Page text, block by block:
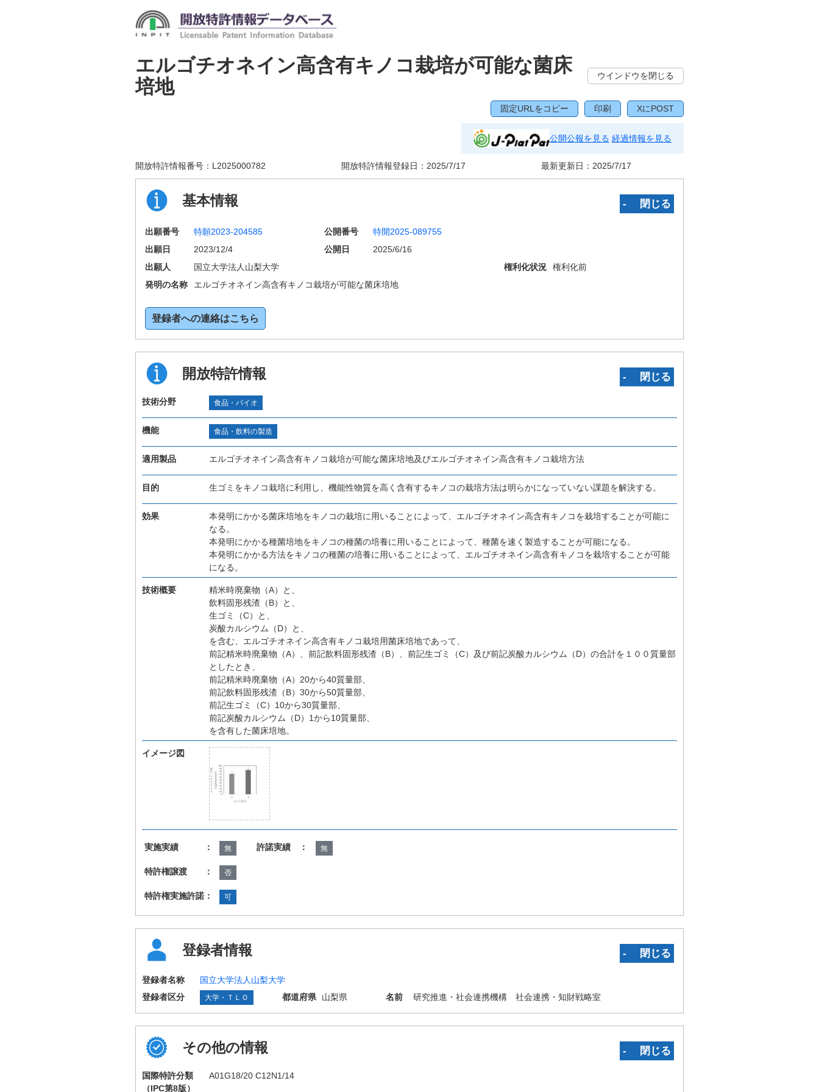
エルゴチオネイン高含有キノコ栽培が可能な菌床
培地
ウインドウを閉じる
固定URLをコピー 印刷 XにPOST
公開公報を見る 経過情報を見る
開放特許情報番号： L2025000782 開放特許情報登録日： 2025/7/17 最新更新日： 2025/7/17
基本情報 ‐ 閉じる
出願番号 特願2023-204585 公開番号
特開2025-089755
出願日
2023/12/4 公開日
2025/6/16
出願人
国立大学法人山梨大学 権利化状況
権利化前
発明の名称
エルゴチオネイン高含有キノコ栽培が可能な菌床培地
登録者への連絡はこちら
開放特許情報 ‐ 閉じる
技術分野 食品・バイオ
機能 食品・飲料の製造
適用製品 エルゴチオネイン高含有キノコ栽培が可能な菌床培地及びエルゴチオネイン高含有キノコ栽培方法
目的 生ゴミをキノコ栽培に利用し、機能性物質を高く含有するキノコの栽培方法は明らかになっていない課題を解決する。
効果
本発明にかかる菌床培地をキノコの栽培に用いることによって、エルゴチオネイン高含有キノコを栽培することが可能に
なる。
本発明にかかる種菌培地をキノコの種菌の培養に用いることによって、種菌を速く製造することが可能になる。
本発明にかかる方法をキノコの種菌の培養に用いることによって、エルゴチオネイン高含有キノコを栽培することが可能
になる。
技術概要
精米時廃棄物（A）と、
飲料固形残渣（B）と、
生ゴミ（C）と、
炭酸カルシウム（D）と、
を含む、エルゴチオネイン高含有キノコ栽培用菌床培地であって、
前記精米時廃棄物（A）、前記飲料固形残渣（B）、前記生ゴミ（C）及び前記炭酸カルシウム（D）の合計を１００質量部
としたとき、
前記精米時廃棄物（A）20から40質量部、
前記飲料固形残渣（B）30から50質量部、
前記生ゴミ（C）10から30質量部、
前記炭酸カルシウム（D）1から10質量部、
を含有した菌床培地。
イメージ図
実施実績 ： 無 許諾実績 ： 無
特許権譲渡 ： 否
特許権実施許諾： 可
登録者情報 ‐ 閉じる
登録者名称
国立大学法人山梨大学
登録者区分
大学・ＴＬＯ 都道府県 山梨県 名前 研究推進・社会連携機構 社会連携・知財戦略室
その他の情報 ‐ 閉じる
国際特許分類
（IPC第8版）
A01G18/20 C12N1/14